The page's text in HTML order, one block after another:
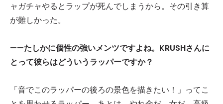
ャガチャやるとラップが死んでしまうから。その引き算
が難しかった。
——たしかに個性の強いメンツですよね。 KRUSHさんに
とって彼らはどういうラッパーですか？
「音でこのラッパーの後ろの景色を描きたい！」ってこ